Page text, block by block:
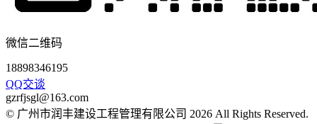
微信二维码
18898346195
QQ交谈
gzrfjsgl@163.com
© 广州市润丰建设工程管理有限公司 2026 All Rights Reserved.